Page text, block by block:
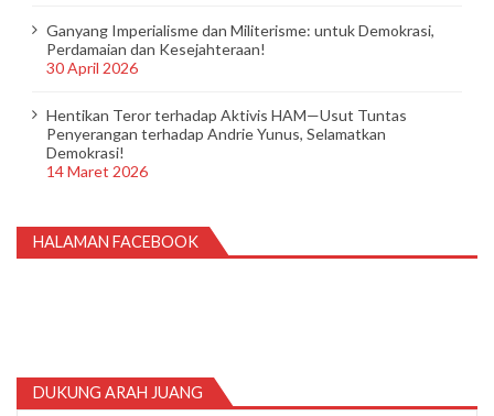
Ganyang Imperialisme dan Militerisme: untuk Demokrasi,
Perdamaian dan Kesejahteraan!
30 April 2026
Hentikan Teror terhadap Aktivis HAM—Usut Tuntas
Penyerangan terhadap Andrie Yunus, Selamatkan
Demokrasi!
14 Maret 2026
HALAMAN FACEBOOK
DUKUNG ARAH JUANG